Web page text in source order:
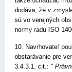
dodáva, že v
sú vo verejných
normy radu ISO
10. Navrhovateľ
obstarávanie pre
3.4.3.1, cit.: "